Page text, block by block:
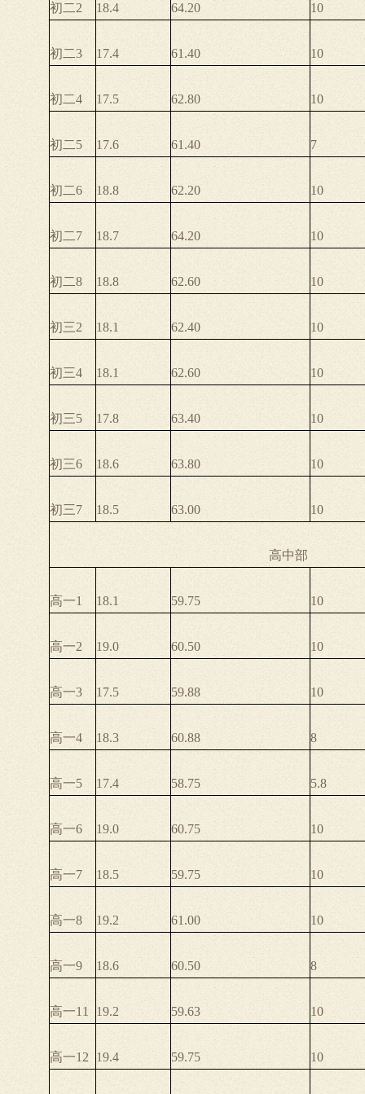
初二2 18.4 64.20 10
初二3 17.4 61.40 10
初二4 17.5 62.80 10
初二5 17.6 61.40 7
初二6 18.8 62.20 10
初二7 18.7 64.20 10
初二8 18.8 62.60 10
初三2 18.1 62.40 10
初三4 18.1 62.60 10
初三5 17.8 63.40 10
初三6 18.6 63.80 10
初三7 18.5 63.00 10
高中部
高一1 18.1 59.75 10
高一2 19.0 60.50 10
高一3 17.5 59.88 10
高一4 18.3 60.88 8
高一5 17.4 58.75 5.8
高一6 19.0 60.75 10
高一7 18.5 59.75 10
高一8 19.2 61.00 10
高一9 18.6 60.50 8
高一11 19.2 59.63 10
高一12 19.4 59.75 10